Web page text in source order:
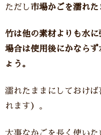
ただし 市場かごを濡れ
竹は他の素材よりも水
場合は使用後にかなら
ょう。
濡れたままにしておけ
れます）。
大事なかごを長く使い